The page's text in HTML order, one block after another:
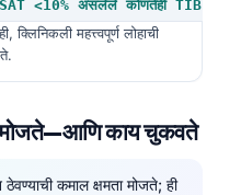
<10% असलेले कोणतेही TIBC
क्लिनिकली महत्त्वपूर्ण लोहाची
काय चुकवते
कमाल क्षमता मोजते; ही